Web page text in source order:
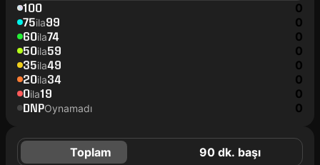
100 0
75ila99 0
60ila74 0
50ila59 0
35ila49 0
20ila34 0
0ila19 0
DNPOynamadı 0
Toplam 90 dk. başı